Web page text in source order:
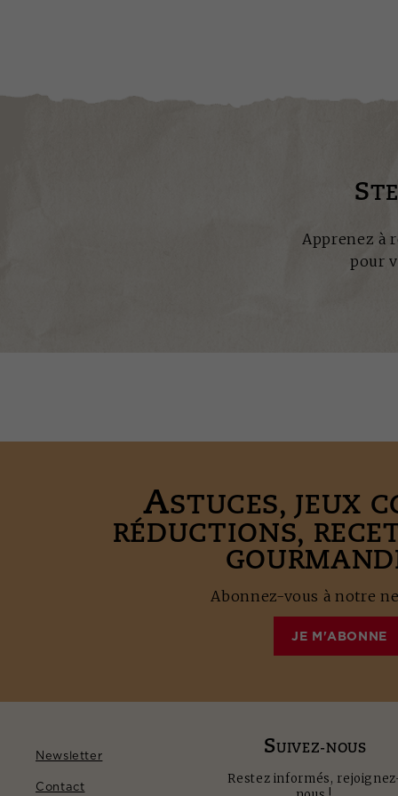
S
Apprenez à
pour
ASTUCES, JEUX
RÉDUCTIONS,
Abonnez-vous à notre
JE M'ABONNE
Newsletter
Contact
SUIVEZ-NOUS
Restez informés,